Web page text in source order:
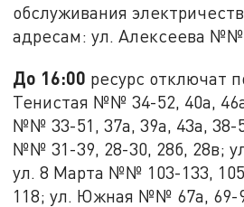
обслуживания
адресам: ул. Алексеева №№
До 16:00 ресурс отключат
Тенистая №№ 34-52, 40а,
№№ 33-51, 37а, 39а, 43а, 38-
№№ 31-39, 28-30, 28б, 28в;
ул. 8 Марта №№ 103-133,
118; ул. Южная №№ 67а, 69-